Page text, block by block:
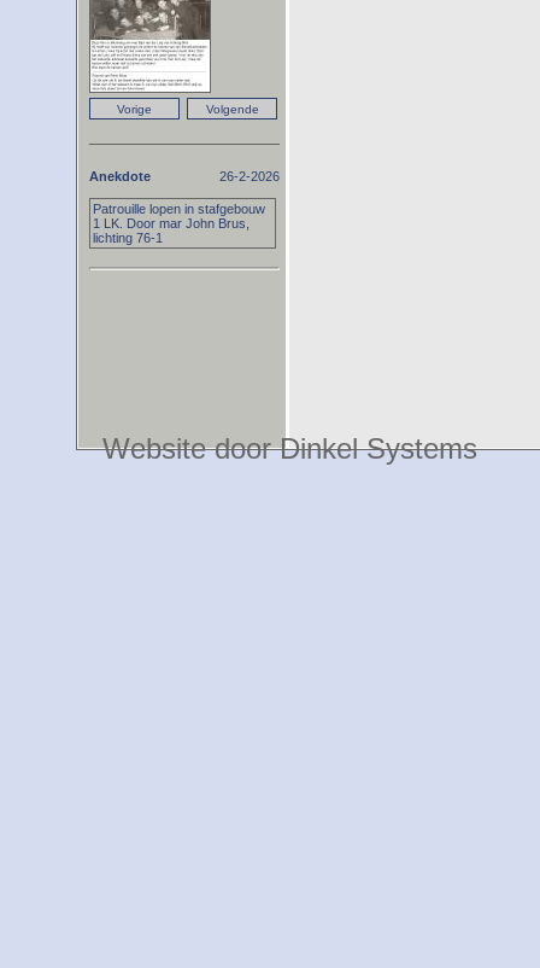
Anekdote 26-2-2026
Patrouille lopen in stafgebouw
1 LK. Door mar John Brus,
lichting 76-1
Website door Dinkel Systems